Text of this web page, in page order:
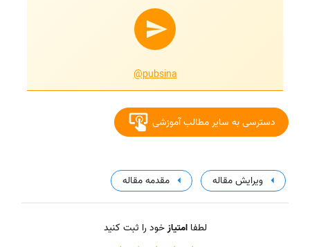
@pubsina
دسترسی به سایر مطالب آموزشی
ویرایش مقاله مقدمه مقاله
لطفاامتیازخود را ثبت کنید